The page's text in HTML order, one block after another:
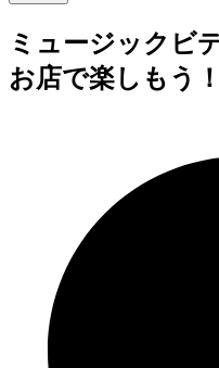
ミュージックビ
お店で楽しもう！